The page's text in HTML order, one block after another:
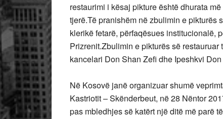
restaurimi i kësaj pikture është dhurata
tjerë.Të pranishëm në zbulimin e pikturës
klerikë fetarë, përfaqësues institucionalë,
Prizrenit.Zbulimin e pikturës së
kancelari Don Shan Zefi dhe Ipeshkvi
Në Kosovë janë organizuar shumë
Kastriotit – Skënderbeut, në 28 Nëntor
pas mbledhjes së katërt një ditë më parë